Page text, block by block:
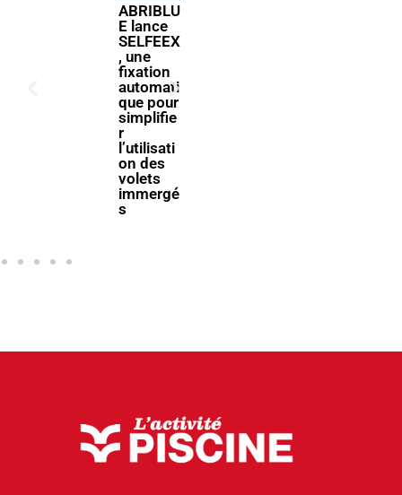
ABRIBLU
E lance
SELFEEX
, une
fixation
automati
que pour
simplifie
r
l’utilisati
on des
volets
immergé
s